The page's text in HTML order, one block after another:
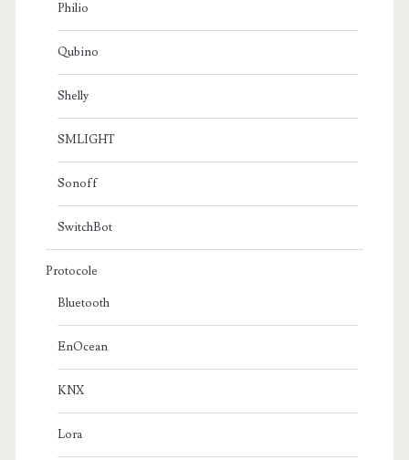
Philio
Qubino
Shelly
SMLIGHT
Sonoff
SwitchBot
Protocole
Bluetooth
EnOcean
KNX
Lora